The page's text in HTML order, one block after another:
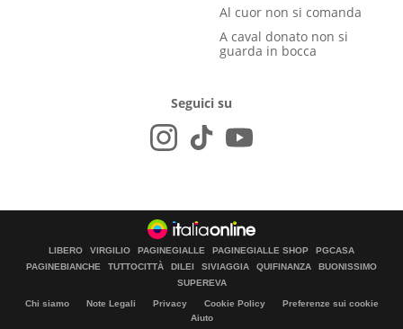
Al cuor non si comanda
A caval donato non si
guarda in bocca
Seguici su
LIBERO VIRGILIO PAGINEGIALLE PAGINEGIALLE SHOP
PGCASA
PAGINEBIANCHE
TUTTOCITTÀ DILEI SIVIAGGIA QUIFINANZA
BUONISSIMO
SUPEREVA
Chi siamo Note Legali Privacy Cookie Policy
Preferenze sui cookie
Aiuto